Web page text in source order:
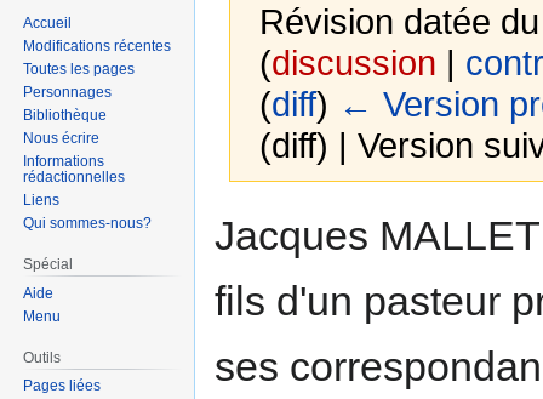
Révision datée
(discussion |
(diff) ← Version
(diff) | Version
à
navigation
à
recherche
Jacques
fils d'un pasteur
ses
Accueil
Modifications récentes
Toutes les pages
Personnages
Bibliothèque
Nous écrire
Informations
rédactionnelles
Liens
Qui sommes-nous?
Spécial
Aide
Menu
Outils
Pages liées